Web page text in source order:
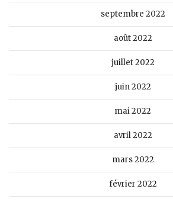
septembre 2022
août 2022
juillet 2022
juin 2022
mai 2022
avril 2022
mars 2022
février 2022